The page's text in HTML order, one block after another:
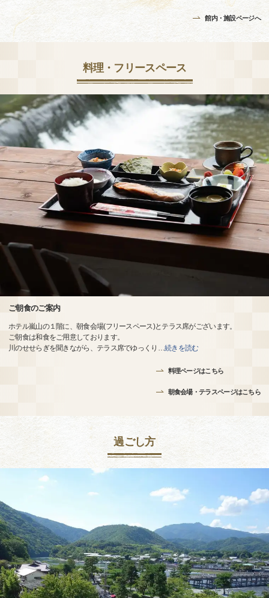
館内・施設ページへ
料理・フリースペース
ご朝食のご案内
ホテル嵐山の１階に、朝食会場(フリースペース)とテラス席がございます。
ご朝食は和食をご用意しております。
川のせせらぎを聞きながら、テラス席でゆっくり …続きを読む
料理ページはこちら
朝食会場・テラスページはこちら
過ごし方